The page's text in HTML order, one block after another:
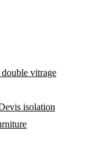
vitrage
isolation